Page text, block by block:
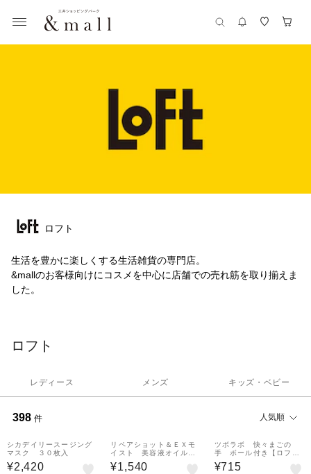
ロフト
生活を豊かに楽しくする生活雑貨の専門店。
&mallのお客様向けにコスメを中心に店舗での売れ筋を取り揃えま
した。
ロフト
レディース メンズ キッズ・ベビー
398 件 人気順
シカデイリースージング
マスク ３０枚入
¥2,420
リペアショット＆ＥＸモ
イスト 美容液オイル
１００ｍｌ
¥1,540
ツボラボ 快々まごの
手 ボール付き【ロフト
限定】
¥715